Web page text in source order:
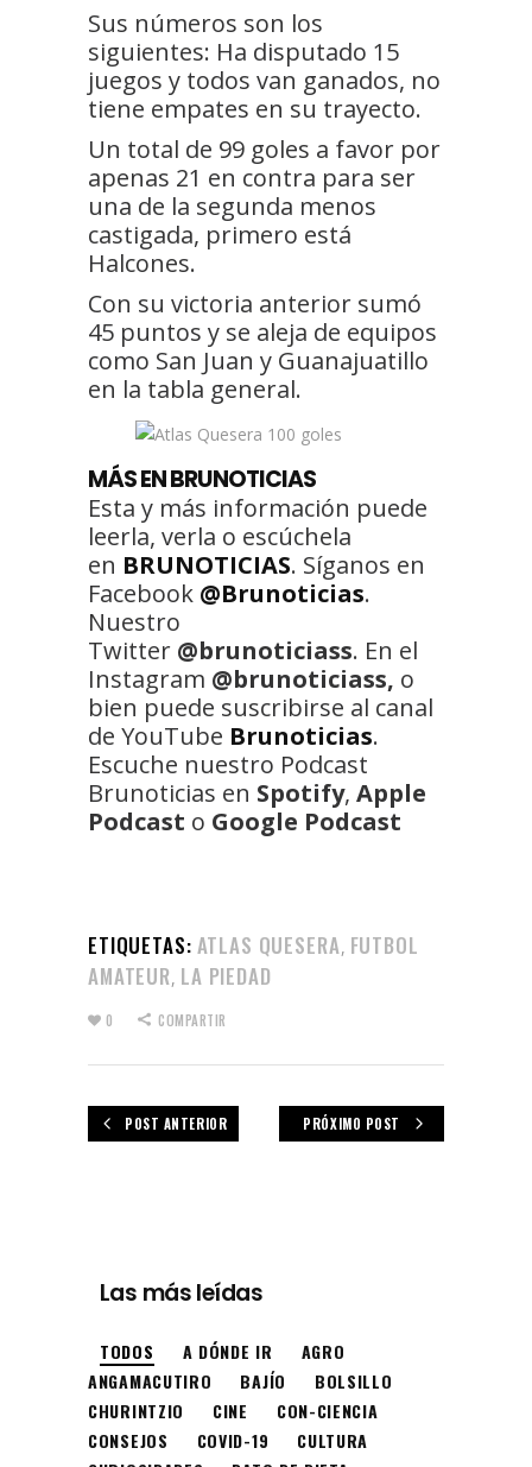
Sus números son los
siguientes: Ha disputado 15
juegos y todos van ganados, no
tiene empates en su trayecto.
Un total de 99 goles a favor por
apenas 21 en contra para ser
una de la segunda menos
castigada, primero está
Halcones.
Con su victoria anterior sumó
45 puntos y se aleja de equipos
como San Juan y Guanajuatillo
en la tabla general.
MÁS EN BRUNOTICIAS
Esta y más información puede
leerla, verla o escúchela
en BRUNOTICIAS. Síganos en
Facebook @Brunoticias.
Nuestro
Twitter @brunoticiass. En el
Instagram @brunoticiass, o
bien puede suscribirse al canal
de YouTube Brunoticias.
Escuche nuestro Podcast
Brunoticias en Spotify, Apple
Podcast o Google Podcast
ETIQUETAS: ATLAS QUESERA, FUTBOL
AMATEUR, LA PIEDAD
0 COMPARTIR
POST ANTERIOR PRÓXIMO POST
Las más leídas
TODOS A DÓNDE IR
AGRO
ANGAMACUTIRO
BAJÍO
BOLSILLO
CHURINTZIO
CINE
CON-CIENCIA
CONSEJOS
COVID-19
CULTURA